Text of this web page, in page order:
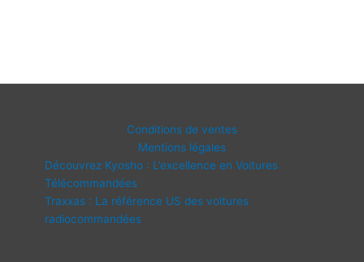
Conditions de ventes
Mentions légales
Découvrez Kyosho : L’excellence en Voitures
Télécommandées
Traxxas : La référence US des voitures
radiocommandées